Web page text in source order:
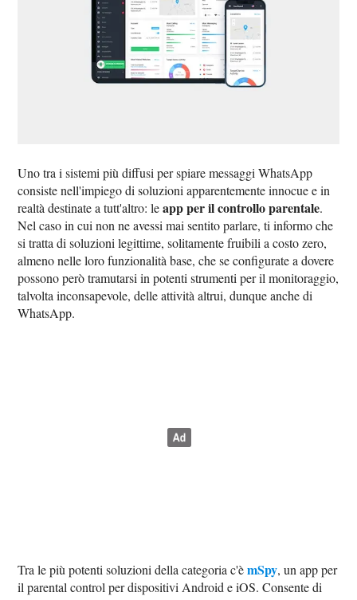
Uno tra i sistemi più diffusi per spiare messaggi WhatsApp
consiste nell'impiego di soluzioni apparentemente innocue e in
realtà destinate a tutt'altro: leapp per il controllo parentale.
Nel caso in cui non ne avessi mai sentito parlare, ti informo che
si tratta di soluzioni legittime, solitamente fruibili a costo zero,
almeno nelle loro funzionalità base, che se configurate a dovere
possono però tramutarsi in potenti strumenti per il monitoraggio,
talvolta inconsapevole, delle attività altrui, dunque anche di
WhatsApp.
Tra le più potenti soluzioni della categoria c'èmSpy, un app per
il parental control per dispositivi Android e iOS. Consente di